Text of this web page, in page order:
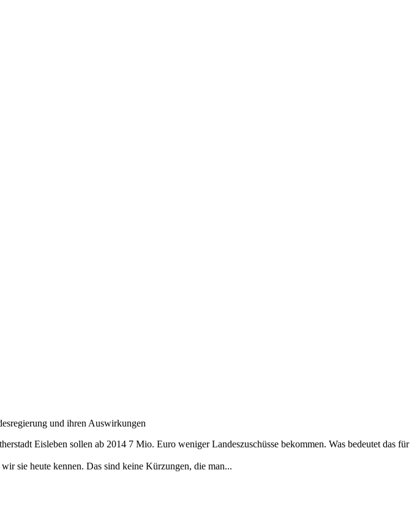
und ihren Auswirkungen
Eisleben sollen ab 2014 7 Mio. Euro weniger Landeszuschüsse bekommen. Was bedeutet das für
sie heute kennen. Das sind keine Kürzungen, die man...